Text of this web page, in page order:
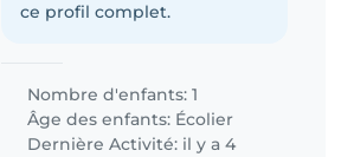
ce profil complet.
Nombre d'enfants: 1
Âge des enfants: Écolier
Dernière Activité: il y a 4